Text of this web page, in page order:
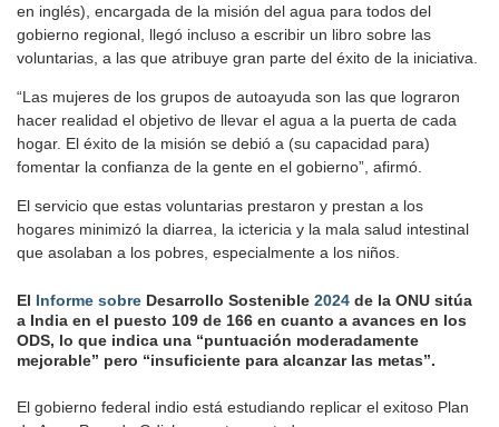
en inglés), encargada de la misión del agua para todos del
gobierno regional, llegó incluso a escribir un libro sobre las
voluntarias, a las que atribuye gran parte del éxito de la iniciativa.
“Las mujeres de los grupos de autoayuda son las que lograron
hacer realidad el objetivo de llevar el agua a la puerta de cada
hogar. El éxito de la misión se debió a (su capacidad para)
fomentar la confianza de la gente en el gobierno”, afirmó.
El servicio que estas voluntarias prestaron y prestan a los
hogares minimizó la diarrea, la ictericia y la mala salud intestinal
que asolaban a los pobres, especialmente a los niños.
El Informe sobre Desarrollo Sostenible 2024 de la ONU sitúa
a India en el puesto 109 de 166 en cuanto a avances en los
ODS, lo que indica una “puntuación moderadamente
mejorable” pero “insuficiente para alcanzar las metas”.
El gobierno federal indio está estudiando replicar el exitoso Plan